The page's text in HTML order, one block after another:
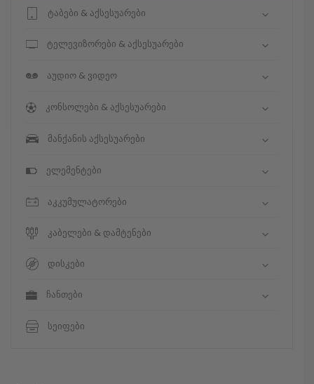
ტაბები & აქსესუარები
ტელევიზორები & აქსესუარები
აუდიო & ვიდეო
კონსოლები & აქსესუარები
მანქანის აქსესუარები
ელემენტები
აკკუმულატორები
კაბელები & დამტენები
დისკები
ჩანთები
სეიფები